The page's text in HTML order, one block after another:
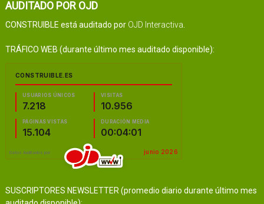
AUDITADO POR OJD
CONSTRUIBLE está auditado por OJD Interactiva
TRÁFICO WEB (durante último mes auditado disponible):
SUSCRIPTORES NEWSLETTER (promedio diario durante último mes